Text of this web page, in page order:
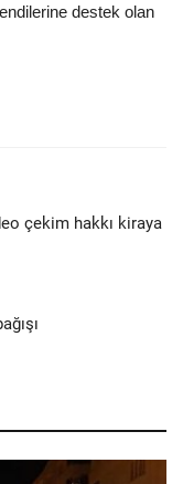
destek olan
çekim hakkı kiraya